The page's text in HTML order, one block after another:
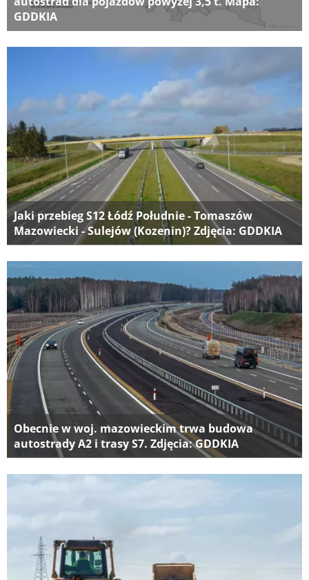
GDDKIA
Jaki przebieg S12 Łódź Południe - Tomaszów
Mazowiecki - Sulejów (Kozenin)? Zdjęcia: GDDKIA
Obecnie w woj. mazowieckim trwa budowa
autostrady A2 i trasy S7. Zdjęcia: GDDKIA